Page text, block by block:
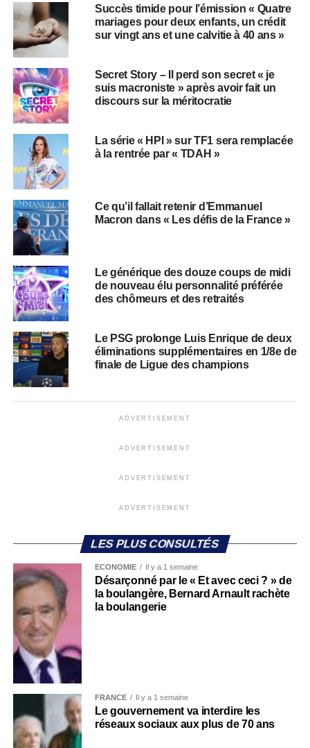
Succès timide pour l’émission « Quatre
mariages pour deux enfants, un crédit
sur vingt ans et une calvitie à 40 ans »
Secret Story – Il perd son secret « je
suis macroniste » après avoir fait un
discours sur la méritocratie
La série « HPI » sur TF1 sera remplacée
à la rentrée par « TDAH »
Ce qu’il fallait retenir d’Emmanuel
Macron dans « Les défis de la France »
Le générique des douze coups de midi
de nouveau élu personnalité préférée
des chômeurs et des retraités
Le PSG prolonge Luis Enrique de deux
éliminations supplémentaires en 1/8e de
finale de Ligue des champions
ADVERTISEMENT
ADVERTISEMENT
ADVERTISEMENT
ADVERTISEMENT
LES PLUS CONSULTÉS
ECONOMIE Il y a 1 semaine
Désarçonné par le « Et avec ceci ? » de
la boulangère, Bernard Arnault rachète
la boulangerie
FRANCE Il y a 1 semaine
Le gouvernement va interdire les
réseaux sociaux aux plus de 70 ans